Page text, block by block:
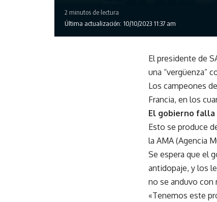
Última actualización: 10/10/2023 11:37 am
2 minutos de lectura
El presidente de
una “vergüenza”
Los campeones
Francia, en los
El gobierno falla
Esto se produce
la AMA (Agencia
Se espera que el
antidopaje, y los
no se anduvo con
«Tenemos este